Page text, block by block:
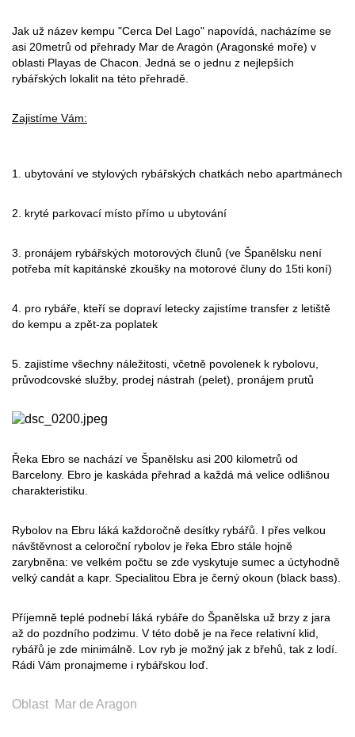
Jak už název kempu "Cerca Del Lago" napovídá, nacházíme se
asi 20metrů od přehrady Mar de Aragón (Aragonské moře) v
oblasti Playas de Chacon. Jedná se o jednu z nejlepších
rybářských lokalit na této přehradě.
Zajistíme Vám:
1. ubytování ve stylových rybářských chatkách nebo apartmánech
2. kryté parkovací místo přímo u ubytování
3. pronájem rybářských motorových člunů (ve Španělsku není
potřeba mít kapitánské zkoušky na motorové čluny do 15ti koní)
4. pro rybáře, kteří se dopraví letecky zajistíme transfer z letiště
do kempu a zpět-za poplatek
5. zajistíme všechny náležitosti, včetně povolenek k rybolovu,
průvodcovské služby, prodej nástrah (pelet), pronájem prutů
Řeka Ebro se nachází ve Španělsku asi 200 kilometrů od
Barcelony. Ebro je kaskáda přehrad a každá má velice odlišnou
charakteristiku.
Rybolov na Ebru láká každoročně desítky rybářů. I přes velkou
návštěvnost a celoroční rybolov je řeka Ebro stále hojně
zarybněna: ve velkém počtu se zde vyskytuje sumec a úctyhodně
velký candát a kapr. Specialitou Ebra je černý okoun (black bass).
Příjemně teplé podnebí láká rybáře do Španělska už brzy z jara
až do pozdního podzimu. V této době je na řece relativní klid,
rybářů je zde minimálně. Lov ryb je možný jak z břehů, tak z lodí.
Rádi Vám pronajmeme i rybářskou loď.
Oblast Mar de Aragon